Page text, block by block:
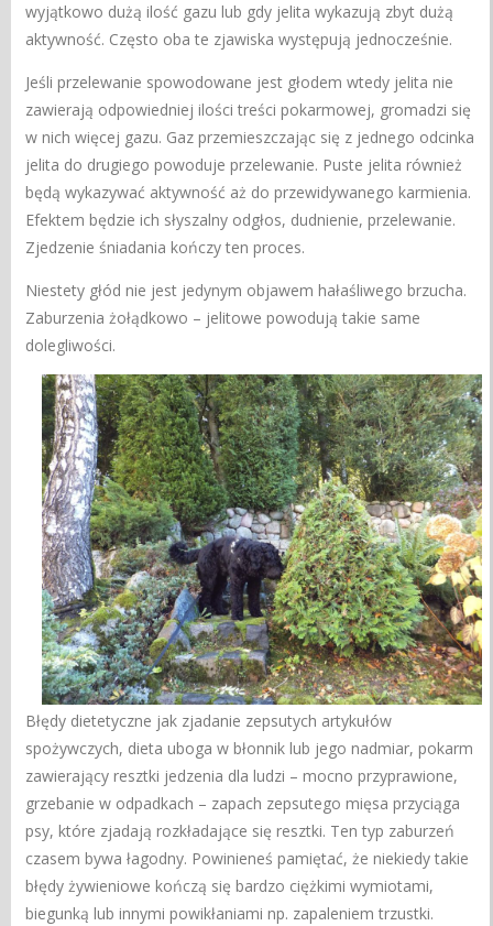
wyjątkowo dużą ilość gazu lub gdy jelita wykazują zbyt dużą
aktywność. Często oba te zjawiska występują jednocześnie.
Jeśli przelewanie spowodowane jest głodem wtedy jelita nie
zawierają odpowiedniej ilości treści pokarmowej, gromadzi się
w nich więcej gazu. Gaz przemieszczając się z jednego odcinka
jelita do drugiego powoduje przelewanie. Puste jelita również
będą wykazywać aktywność aż do przewidywanego karmienia.
Efektem będzie ich słyszalny odgłos, dudnienie, przelewanie.
Zjedzenie śniadania kończy ten proces.
Niestety głód nie jest jedynym objawem hałaśliwego brzucha.
Zaburzenia żołądkowo – jelitowe powodują takie same
dolegliwości.
Błędy dietetyczne jak zjadanie zepsutych artykułów
spożywczych, dieta uboga w błonnik lub jego nadmiar, pokarm
zawierający resztki jedzenia dla ludzi – mocno przyprawione,
grzebanie w odpadkach – zapach zepsutego mięsa przyciąga
psy, które zjadają rozkładające się resztki. Ten typ zaburzeń
czasem bywa łagodny. Powinieneś pamiętać, że niekiedy takie
błędy żywieniowe kończą się bardzo ciężkimi wymiotami,
biegunką lub innymi powikłaniami np. zapaleniem trzustki.